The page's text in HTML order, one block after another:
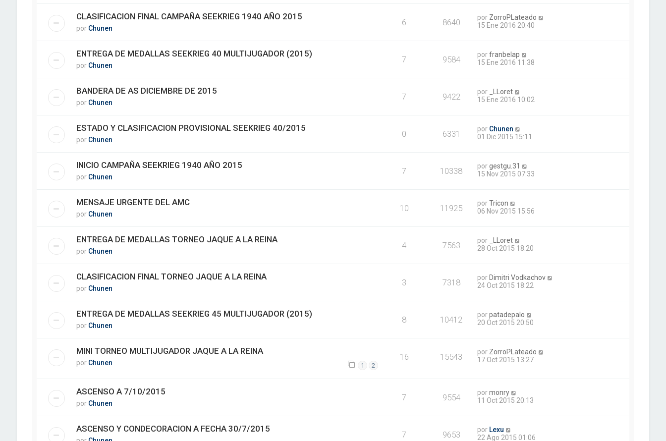
CLASIFICACION FINAL CAMPAÑA SEEKRIEG 1940 AÑO 2015
por Chunen
6 8640 por ZorroPLateado
15 Ene 2016 20:40
ENTREGA DE MEDALLAS SEEKRIEG 40 MULTIJUGADOR (2015)
por Chunen
7 9584 porfranbelap
15 Ene 2016 11:38
BANDERA DE AS DICIEMBRE DE 2015
por Chunen
7 9422 por
_LLoret
15 Ene 2016 10:02
ESTADO Y CLASIFICACION PROVISIONAL SEEKRIEG 40/2015
por Chunen
0 6331 por Chunen
01 Dic 2015 15:11
INICIO CAMPAÑA SEEKRIEG 1940 AÑO 2015
por Chunen
7 10338 porgestgu.31
15 Nov 2015 07:33
MENSAJE URGENTE DEL AMC
por Chunen
10 11925 porTricon
06 Nov 2015 15:56
ENTREGA DE MEDALLAS TORNEO JAQUE A LA REINA
por Chunen
4 7563 por
_LLoret
28 Oct 2015 18:20
CLASIFICACION FINAL TORNEO JAQUE A LA REINA
por Chunen
3 7318 por Dimitri Vodkachov
24 Oct 2015 18:22
ENTREGA DE MEDALLAS SEEKRIEG 45 MULTIJUGADOR (2015)
por Chunen
8 10412 porpatadepalo
20 Oct 2015 20:50
MINI TORNEO MULTIJUGADOR JAQUE A LA REINA
por Chunen 1 2
16 15543 por ZorroPLateado
17 Oct 2015 13:27
ASCENSO A 7/10/2015
por Chunen
7 9554 pormonry
11 Oct 2015 20:13
ASCENSO Y CONDECORACION A FECHA 30/7/2015
7 9653 por Lexu
22 Ago 2015 01:06